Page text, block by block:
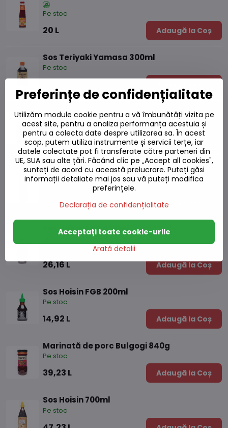
Pe stoc
20 L Adaugă la Coș
Sos Teriyaki Yamasa 300ml
Pe stoc
Sos YAKITORI KIKKOMAN 250ml
Pe stoc
29,58 L Adaugă la Coș
Sos original HP 255g
Pe stoc
30,58 L Adaugă la Coș
Sos Hoisin FGB 455ml
26,16 L Adaugă la Coș
Sos Hoisin FGB 200ml
Pe stoc
14,92 L Adaugă la Coș
Marinată de porc Bulgogi 840g
Pe stoc
39,23 L Adaugă la Coș
Sos Hoisin 700ml
Pe stoc
Preferințe de confidențialitate
Utilizăm module cookie pentru a vă îmbunătăți vizita pe
acest site, pentru a analiza performanța acestuia și
pentru a colecta date despre utilizarea sa. În acest
scop, putem utiliza instrumente și servicii terțe, iar
datele colectate pot fi transferate către parteneri din
UE, SUA sau alte țări. Făcând clic pe „Accept all cookies",
sunteți de acord cu această prelucrare. Puteți găsi
informații detaliate mai jos sau vă puteți modifica
preferințele.
Declarația de confidențialitate
Arată detalii
Acceptați toate cookie-urile